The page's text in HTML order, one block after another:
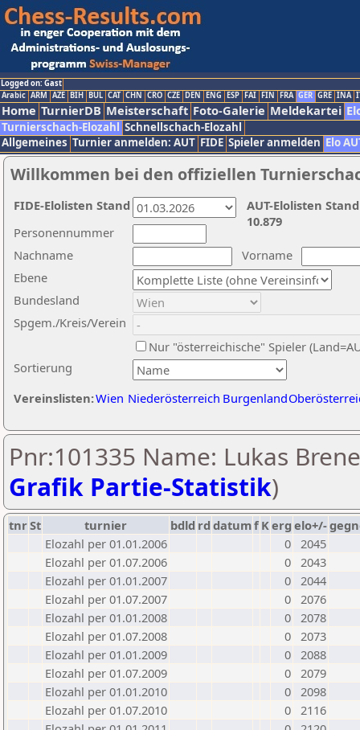
Logged on: Gast
Arabic ARM AZE BIH BUL CAT CHN CRO CZE DEN ENG ESP FAI FIN FRA GER GRE INA
Home TurnierDB Meisterschaft Foto-Galerie Meldekartei
Turnierschach-Elozahl Schnellschach-Elozahl
Allgemeines Turnier anmelden: AUT FIDE Spieler anmelden Elo
Willkommen bei den offiziellen
Nachname
Vorname
Ebene
Sortierung
Personennummer
Bundesland
Spgem./Kreis/Verein
Nur "österreichische" Spieler
Vereinslisten:Wien Niederösterreich Burgenland
AUT-Elolisten
10.879
FIDE-Elolisten Stand
Pnr:101335 Name: Lukas
Grafik Partie-Statistik)
tnrSt turnier bdld rd datumf Kerg elo+/-
Elozahl per 01.01.2006
0 2045
Elozahl per 01.07.2006
0 2043
Elozahl per 01.01.2007
0 2044
Elozahl per 01.07.2007
0 2076
Elozahl per 01.01.2008
0 2078
Elozahl per 01.07.2008
0 2073
Elozahl per 01.01.2009
0 2088
Elozahl per 01.07.2009
0 2079
Elozahl per 01.01.2010
0 2098
Elozahl per 01.07.2010
0 2116